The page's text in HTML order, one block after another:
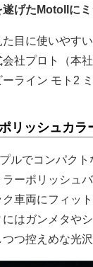
げたMotoIIに
た目に使いやす
社プロト（本
ーライン モト2
リッシュカラ
ルでコンパク
ーポリッシュ
車両にフィッ
はガンメタや
つ控えめな光